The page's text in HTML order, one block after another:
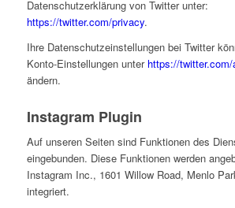
Datenschutzerklärung von Twitter unter:
https://twitter.com/privacy.
Ihre Datenschutzeinstellungen bei Twitter
Konto-Einstellungen unter https://
ändern.
Instagram Plugin
Auf unseren Seiten sind Funktionen des
eingebunden. Diese Funktionen werden
Instagram Inc., 1601 Willow Road, Menlo
integriert.